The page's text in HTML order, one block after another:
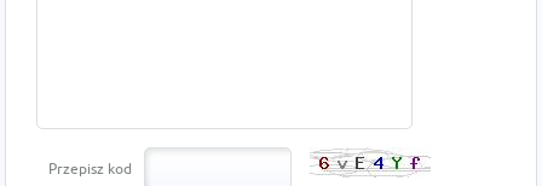
Przepisz kod